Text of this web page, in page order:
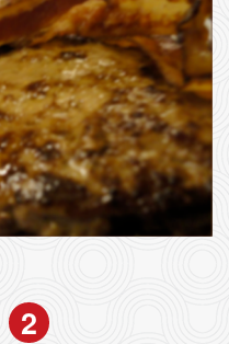
2